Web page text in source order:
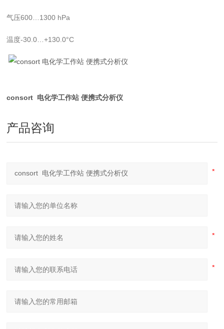
气压600…1300 hPa
温度-30.0…+130.0°C
consort 电化学工作站 便携式分析仪
产品咨询